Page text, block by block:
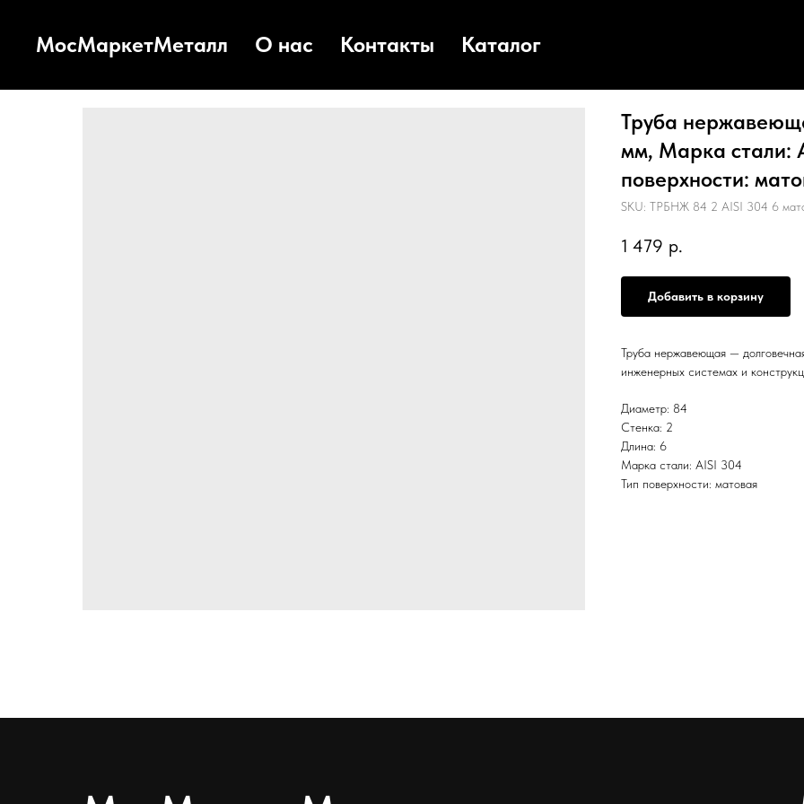
МосМаркетМеталл О нас Контакты Каталог
Труба
мм, Марка стали:
поверхности:
SKU: ТРБНЖ 84 2 AISI 304 6
1 479 р.
Добавить в корзину
Труба нержавеющая —
инженерных системах и
Диаметр: 84
Стенка: 2
Длина: 6
Марка стали: AISI 304
Тип поверхности: матовая